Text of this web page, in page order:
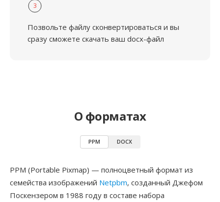
3
Позвольте файлу сконвертироваться и вы
сразу сможете скачать ваш docx-файл
О форматах
PPM DOCX
PPM (Portable Pixmap) — полноцветный формат из
семейства изображений Netpbm, созданный Джефом
Поскензером в 1988 году в составе набора